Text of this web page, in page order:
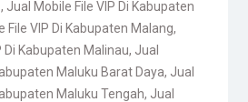
, Jual Mobile File VIP Di Kabupaten
File VIP Di Kabupaten Malang,
Di Kabupaten Malinau, Jual
Maluku Barat Daya, Jual
Maluku Tengah, Jual